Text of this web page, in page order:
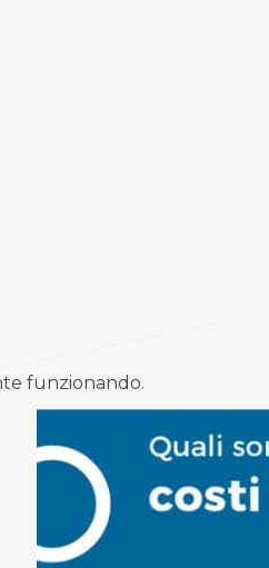
funzionando.